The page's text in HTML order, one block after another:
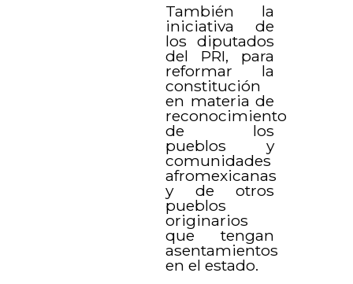
También la
iniciativa de
los diputados
del PRI, para
reformar la
constitución
en materia de
reconocimiento
de los
pueblos y
comunidades
afromexicanas
y de otros
pueblos
originarios
que tengan
asentamientos
en el estado.